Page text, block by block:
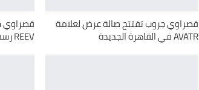
قصراوي جروب تفتتح صالة عرض لعلامة
AVATR في القاهرة الجديدة REEV رسميًا في مصر